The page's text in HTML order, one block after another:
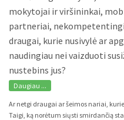
mokytojai ir viršininkai,
partneriai,
draugai, kurie nusivylė ar
naudingiau nei vaizduoti
nustebins jus?
Daugiau ...
Ar netgi draugai ar šeimos nariai,
Taigi, ką norėtum siųsti smirdančią